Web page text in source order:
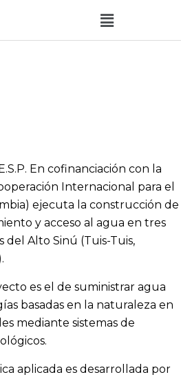
En cofinanciación con la
Internacional para el
ejecuta la construcción de
y acceso al agua en tres
Alto Sinú (Tuis-Tuis,
es el de suministrar agua
basadas en la naturaleza en
mediante sistemas de
aplicada es desarrollada por